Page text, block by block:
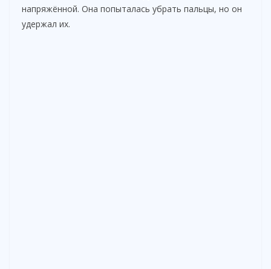
напряжённой. Она попыталась убрать пальцы, но он
удержал их.